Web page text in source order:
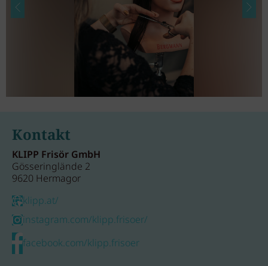
Kontakt
KLIPP Frisör GmbH
Gösseringlände 2
9620 Hermagor
klipp.at/
instagram.com/klipp.frisoer/
facebook.com/klipp.frisoer